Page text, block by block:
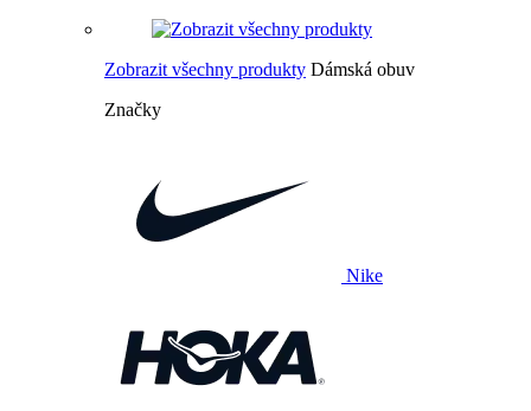
Zobrazit všechny produkty Dámská obuv
Značky
Nike